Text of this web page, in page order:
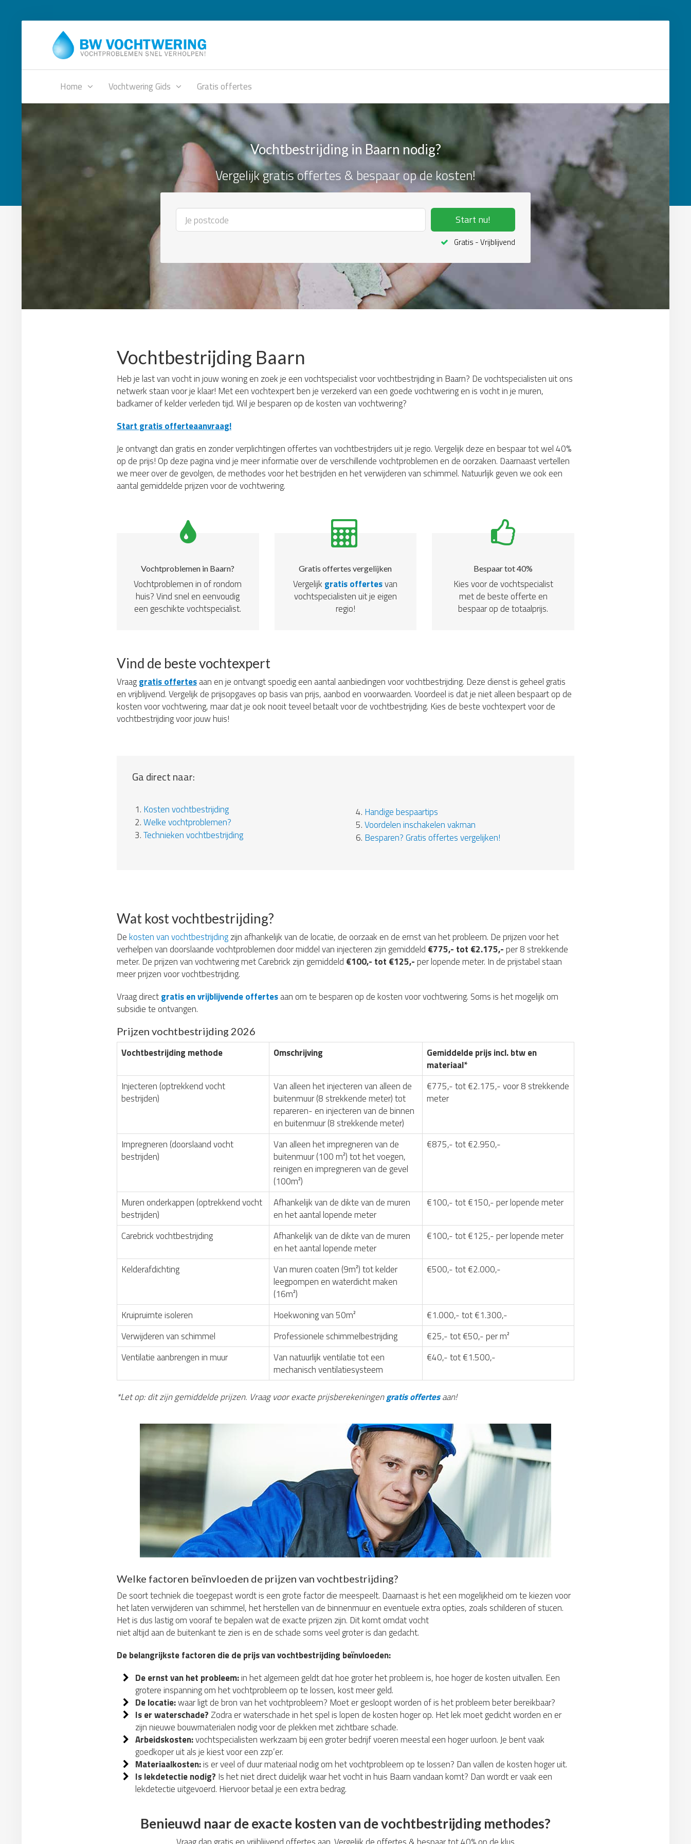
Home Vochtwering Gids Gratis offertes
Vochtbestrijding in Baarn nodig?
Vergelijk gratis offertes & bespaar op de kosten!
Start nu!
Gratis - Vrijblijvend
Vochtbestrijding Baarn
Heb je last van vocht in jouw woning en zoek je een vochtspecialist voor vochtbestrijding in Baarn? De vochtspecialisten uit ons
netwerk staan voor je klaar! Met een vochtexpert ben je verzekerd van een goede vochtwering en is vocht in je muren,
badkamer of kelder verleden tijd. Wil je besparen op de kosten van vochtwering?
Start gratis offerteaanvraag!
Je ontvangt dan gratis en zonder verplichtingen offertes van vochtbestrijders uit je regio. Vergelijk deze en bespaar tot wel 40%
op de prijs! Op deze pagina vind je meer informatie over de verschillende vochtproblemen en de oorzaken. Daarnaast vertellen
we meer over de gevolgen, de methodes voor het bestrijden en het verwijderen van schimmel. Natuurlijk geven we ook een
aantal gemiddelde prijzen voor de vochtwering.
Vochtproblemen in Baarn?
Vochtproblemen in of rondom
huis? Vind snel en eenvoudig
een geschikte vochtspecialist.
Gratis offertes vergelijken
Vergelijk gratis offertesvan
vochtspecialisten uit je eigen
regio!
Bespaar tot 40%
Kies voor de vochtspecialist
met de beste offerte en
bespaar op de totaalprijs.
Vind de beste vochtexpert
Vraaggratis offertesaan en je ontvangt spoedig een aantal aanbiedingen voor vochtbestrijding. Deze dienst is geheel gratis
en vrijblijvend. Vergelijk de prijsopgaves op basis van prijs, aanbod en voorwaarden. Voordeel is dat je niet alleen bespaart op de
kosten voor vochtwering, maar dat je ook nooit teveel betaalt voor de vochtbestrijding. Kies de beste vochtexpert voor de
vochtbestrijding voor jouw huis!
Ga direct naar:
1. Kosten vochtbestrijding
2.Welke vochtproblemen?
3.Technieken vochtbestrijding
4. Handige bespaartips
5.Voordelen inschakelen vakman
6. Besparen? Gratis offertes vergelijken!
Wat kost vochtbestrijding?
Dekosten van vochtbestrijdingzijn afhankelijk van de locatie, de oorzaak en de ernst van het probleem. De prijzen voor het
verhelpen van doorslaande vochtproblemen door middel van injecteren zijn gemiddeld €775,- tot €2.175,- per 8 strekkende
meter. De prijzen van vochtwering met Carebrick zijn gemiddeld €100,- tot €125,- per lopende meter. In de prijstabel staan
meer prijzen voor vochtbestrijding.
Vraag directgratis en vrijblijvende offertesaan om te besparen op de kosten voor vochtwering. Soms is het mogelijk om
subsidie te ontvangen.
Prijzen vochtbestrijding 2026
Vochtbestrijding methode Omschrijving
Gemiddelde prijs incl. btw en
materiaal*
Injecteren (optrekkend vocht
bestrijden)
Van alleen het injecteren van alleen de
buitenmuur (8 strekkende meter) tot
repareren- en injecteren van de binnen
en buitenmuur (8 strekkende meter)
€775,- tot €2.175,- voor 8 strekkende
meter
Impregneren (doorslaand vocht
bestrijden)
Van alleen het impregneren van de
buitenmuur (100 m²) tot het voegen,
reinigen en impregneren van de gevel
(100m²)
€875,- tot €2.950,-
Muren onderkappen (optrekkend vocht
bestrijden)
Afhankelijk van de dikte van de muren
en het aantal lopende meter
€100,- tot €150,- per lopende meter
Carebrick vochtbestrijding
Afhankelijk van de dikte van de muren
en het aantal lopende meter
€100,- tot €125,- per lopende meter
Kelderafdichting
Van muren coaten (9m²) tot kelder
leegpompen en waterdicht maken
(16m²)
€500,- tot €2.000,-
Kruipruimte isoleren Hoekwoning van 50m²
€1.000,- tot €1.300,-
Verwijderen van schimmel
Professionele schimmelbestrijding
€25,- tot €50,- per m²
Ventilatie aanbrengen in muur
Van natuurlijk ventilatie tot een
mechanisch ventilatiesysteem
€40,- tot €1.500,-
*Let op: dit zijn gemiddelde prijzen. Vraag voor exacte prijsberekeningengratis offertesaan!
Welke factoren beïnvloeden de prijzen van vochtbestrijding?
De soort techniek die toegepast wordt is een grote factor die meespeelt. Daarnaast is het een mogelijkheid om te kiezen voor
het laten verwijderen van schimmel, het herstellen van de binnenmuur en eventuele extra opties, zoals schilderen of stucen.
Het is dus lastig om vooraf te bepalen wat de exacte prijzen zijn. Dit komt omdat vocht
niet altijd aan de buitenkant te zien is en de schade soms veel groter is dan gedacht.
De belangrijkste factoren die de prijs van vochtbestrijding beïnvloeden:
De ernst van het probleem:in het algemeen geldt dat hoe groter het probleem is, hoe hoger de kosten uitvallen. Een
grotere inspanning om het vochtprobleem op te lossen, kost meer geld.
De locatie:waar ligt de bron van het vochtprobleem? Moet er gesloopt worden of is het probleem beter bereikbaar?
Is er waterschade? Zodra er waterschade in het spel is lopen de kosten hoger op. Het lek moet gedicht worden en er
zijn nieuwe bouwmaterialen nodig voor de plekken met zichtbare schade.
Arbeidskosten:vochtspecialisten werkzaam bij een groter bedrijf voeren meestal een hoger uurloon. Je bent vaak
goedkoper uit als je kiest voor een zzp’er.
Materiaalkosten:is er veel of duur materiaal nodig om het vochtprobleem op te lossen? Dan vallen de kosten hoger uit.
Is lekdetectie nodig? Is het niet direct duidelijk waar het vocht in huis Baarn vandaan komt? Dan wordt er vaak een
lekdetectie uitgevoerd. Hiervoor betaal je een extra bedrag.
Benieuwd naar de exacte kosten van de vochtbestrijding methodes?